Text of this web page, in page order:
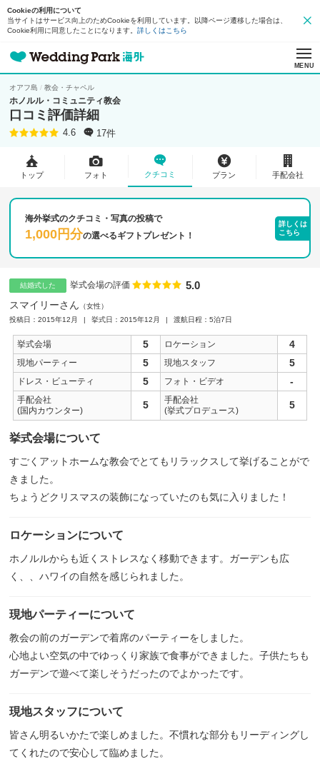
Cookieの利用について
当サイトはサービス向上のためCookieを利用しています。以降ページ遷移した場合は、
Cookie利用に同意したことになります。 詳しくはこちら
MENU
オアフ島 教会・チャペル
ホノルル・コミュニティ教会
口コミ評価詳細
4.6 17件
トップ フォト クチコミ プラン 手配会社
海外挙式のクチコミ・写真の投稿で
1,000円分の選べるギフトプレゼント！
詳しくは
こちら
結婚式した 挙式会場の評価 点数
5.0
スマイリーさん
女性
投稿日：2015年12月
挙式日：2015年12月 渡航日程：5泊7日
挙式会場 5 ロケーション 4
現地パーティー 5 現地スタッフ 5
ドレス・ビューティ 5 フォト・ビデオ -
手配会社
(国内カウンター)
5
手配会社
(挙式プロデュース)
5
挙式会場について
すごくアットホームな教会でとてもリラックスして挙げることがで
きました。
ちょうどクリスマスの装飾になっていたのも気に入りました！
ロケーションについて
ホノルルからも近くストレスなく移動できます。ガーデンも広
く、、ハワイの自然を感じられました。
現地パーティーについて
教会の前のガーデンで着席のパーティーをしました。
心地よい空気の中でゆっくり家族で食事ができました。子供たちも
ガーデンで遊べて楽しそうだったのでよかったです。
現地スタッフについて
皆さん明るいかたで楽しめました。不慣れな部分もリーディングし
てくれたので安心して臨めました。